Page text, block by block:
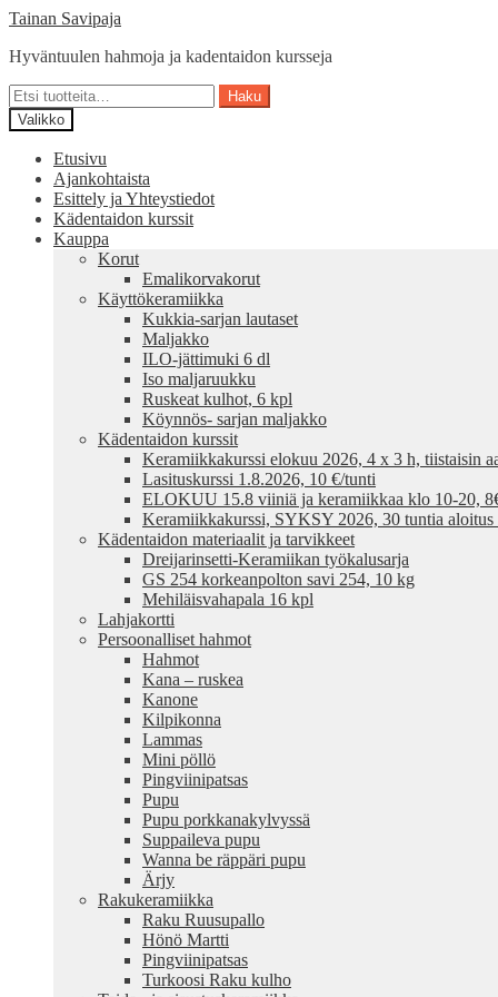
Siirry
Siirry
Tainan Savipaja
Hyväntuulen hahmoja ja kadentaidon kursseja
Etsi:
Haku
Valikko
Etusivu
Ajankohtaista
Esittely ja Yhteystiedot
Kädentaidon kurssit
Kauppa
Korut
Emalikorvakorut
Käyttökeramiikka
Kukkia-sarjan lautaset
Maljakko
ILO-jättimuki 6 dl
Iso maljaruukku
Ruskeat kulhot, 6 kpl
Köynnös- sarjan maljakko
Kädentaidon kurssit
Keramiikkakurssi elokuu 2026, 4 x 3 h, tiistaisin
Lasituskurssi 1.8.2026, 10 €/tunti
ELOKUU 15.8 viiniä ja keramiikkaa klo 10-20,
Keramiikkakurssi, SYKSY 2026, 30 tuntia aloitus
Kädentaidon materiaalit ja tarvikkeet
Dreijarinsetti-Keramiikan työkalusarja
GS 254 korkeanpolton savi 254, 10 kg
Mehiläisvahapala 16 kpl
Lahjakortti
Persoonalliset hahmot
Hahmot
Kana – ruskea
Kanone
Kilpikonna
Lammas
Mini pöllö
Pingviinipatsas
Pupu
Pupu porkkanakylvyssä
Suppaileva pupu
Wanna be räppäri pupu
Ärjy
Rakukeramiikka
Raku Ruusupallo
Hönö Martti
Pingviinipatsas
Turkoosi Raku kulho